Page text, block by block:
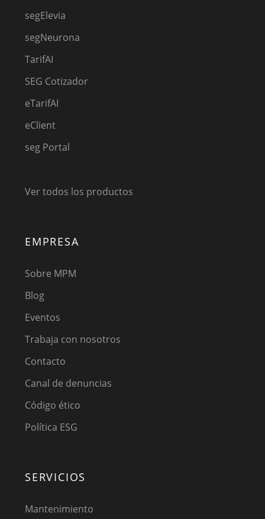
segElevia
segNeurona
TarifAI
SEG Cotizador
eTarifAI
eClient
seg Portal
Ver todos los productos
EMPRESA
Sobre MPM
Blog
Eventos
Trabaja con nosotros
Contacto
Canal de denuncias
Código ético
Política ESG
SERVICIOS
Mantenimiento